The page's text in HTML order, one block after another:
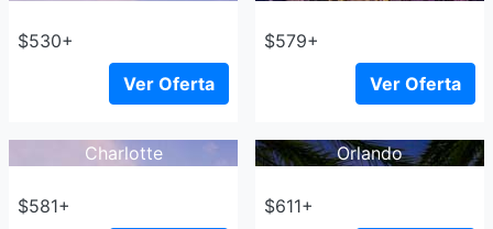
$530+
Ver Oferta
$579+
Ver Oferta
Charlotte
$581+
Orlando
$611+